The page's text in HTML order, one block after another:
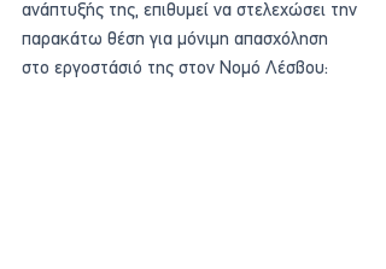
ανάπτυξής της, επιθυμεί να στελεχώσει την
παρακάτω θέση για μόνιμη απασχόληση
στο εργοστάσιό της στον Νομό Λέσβου: